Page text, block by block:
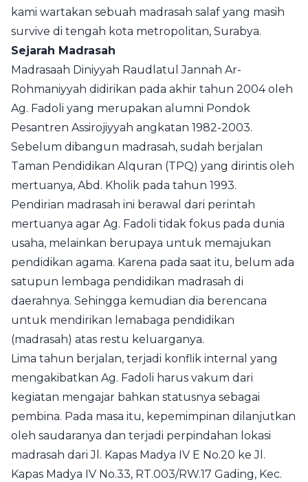
kami wartakan sebuah madrasah salaf yang masih
survive di tengah kota metropolitan, Surabya.
Sejarah Madrasah
Madrasaah Diniyyah Raudlatul Jannah Ar-
Rohmaniyyah didirikan pada akhir tahun 2004 oleh
Ag. Fadoli yang merupakan alumni Pondok
Pesantren Assirojiyyah angkatan 1982-2003.
Sebelum dibangun madrasah, sudah berjalan
Taman Pendidikan Alquran (TPQ) yang dirintis oleh
mertuanya, Abd. Kholik pada tahun 1993.
Pendirian madrasah ini berawal dari perintah
mertuanya agar Ag. Fadoli tidak fokus pada dunia
usaha, melainkan berupaya untuk memajukan
pendidikan agama. Karena pada saat itu, belum ada
satupun lembaga pendidikan madrasah di
daerahnya. Sehingga kemudian dia berencana
untuk mendirikan lemabaga pendidikan
(madrasah) atas restu keluarganya.
Lima tahun berjalan, terjadi konflik internal yang
mengakibatkan Ag. Fadoli harus vakum dari
kegiatan mengajar bahkan statusnya sebagai
pembina. Pada masa itu, kepemimpinan dilanjutkan
oleh saudaranya dan terjadi perpindahan lokasi
madrasah dari Jl. Kapas Madya IV E No.20 ke Jl.
Kapas Madya IV No.33, RT.003/RW.17 Gading, Kec.